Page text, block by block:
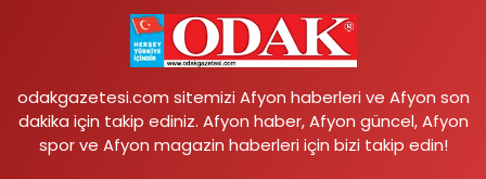
odakgazetesi.com sitemizi Afyon haberleri ve Afyon son
dakika için takip ediniz. Afyon haber, Afyon güncel, Afyon
spor ve Afyon magazin haberleri için bizi takip edin!